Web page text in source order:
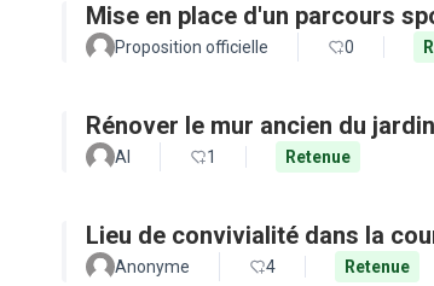
Mise en place d'un parcours
Proposition officielle 0
Rénover le mur ancien du
Al 1 Retenue
Lieu de convivialité dans la
Anonyme 4 Retenue